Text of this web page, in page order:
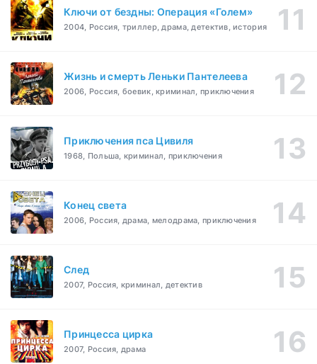
Ключи от бездны: Операция «Голем»
2004, Россия, триллер, драма, детектив, история
Жизнь и смерть Леньки Пантелеева
2006, Россия, боевик, криминал, приключения
Приключения пса Цивиля
1968, Польша, криминал, приключения
Конец света
2006, Россия, драма, мелодрама, приключения
След
2007, Россия, криминал, детектив
Принцесса цирка
2007, Россия, драма